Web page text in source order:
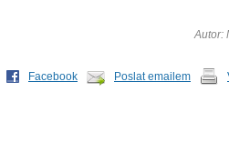
Autor:
Facebook Poslat emailem